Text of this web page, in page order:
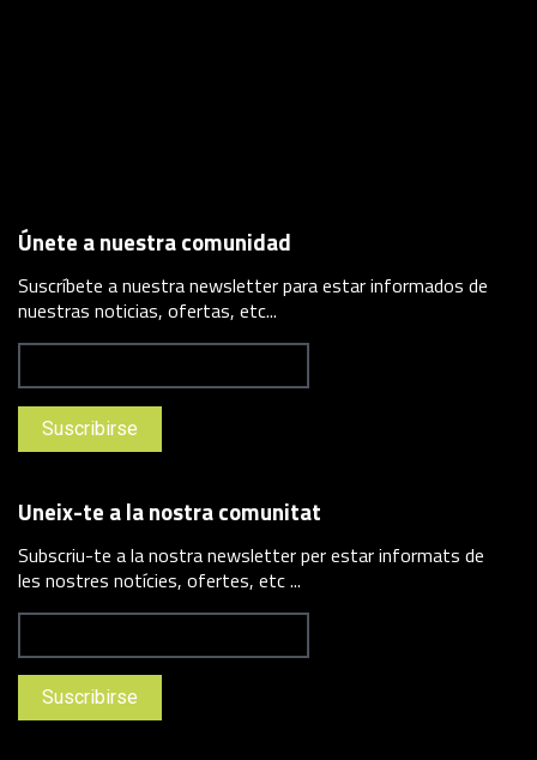
Únete a nuestra comunidad
Suscríbete a nuestra newsletter para estar informados de
nuestras noticias, ofertas, etc...
Uneix-te a la nostra comunitat
Subscriu-te a la nostra newsletter per estar informats de
les nostres notícies, ofertes, etc ...